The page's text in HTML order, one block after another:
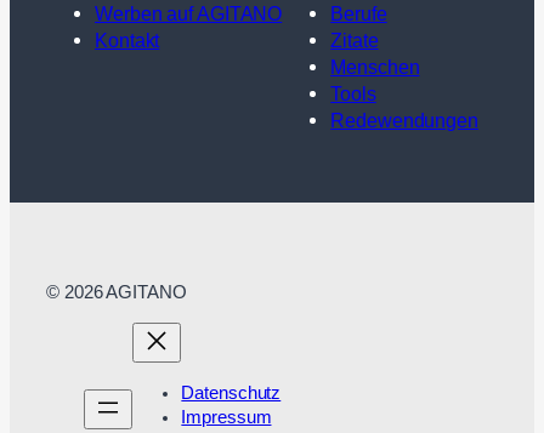
Werben auf AGITANO
Kontakt
Berufe
Zitate
Menschen
Tools
Redewendungen
© 2026 AGITANO
Datenschutz
Impressum